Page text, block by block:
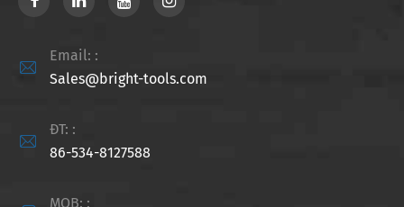

Email: :
Sales@bright-tools.com

ĐT: :
86-534-8127588
MOB: :